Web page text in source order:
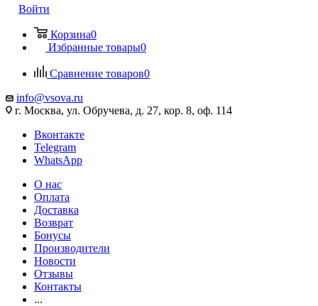
Войти
Корзина0
Избранные товары0
Сравнение товаров0
info@vsova.ru
г. Москва, ул. Обручева, д. 27, кор. 8, оф. 114
Вконтакте
Telegram
WhatsApp
О нас
Оплата
Доставка
Возврат
Бонусы
Производители
Новости
Отзывы
Контакты
...